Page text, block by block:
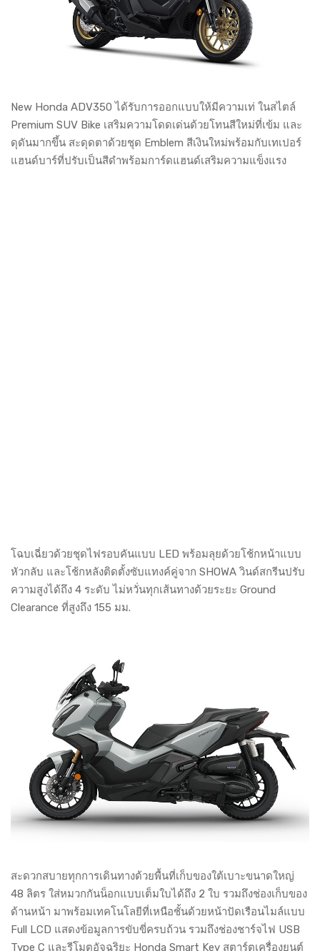
New Honda ADV350 ได้รับการออกแบบให้มีความเท่ ในสไตล์
Premium SUV Bike เสริมความโดดเด่นด้วยโทนสีใหม่ที่เข้ม และ
ดุดันมากขึ้น สะดุดตาด้วยชุด Emblem สีเงินใหม่พร้อมกับเทเปอร์
แฮนด์บาร์ที่ปรับเป็นสีดำพร้อมการ์ดแฮนด์เสริมความแข็งแรง
โฉบเฉี่ยวด้วยชุดไฟรอบคันแบบ LED พร้อมลุยด้วยโช้กหน้าแบบ
หัวกลับ และโช้กหลังติดตั้งซับแทงค์คู่จาก SHOWA วินด์สกรีนปรับ
ความสูงได้ถึง 4 ระดับ ไม่หวั่นทุกเส้นทางด้วยระยะ Ground
Clearance ที่สูงถึง 155 มม.
สะดวกสบายทุกการเดินทางด้วยพื้นที่เก็บของใต้เบาะขนาดใหญ่
48 ลิตร ใส่หมวกกันน็อกแบบเต็มใบได้ถึง 2 ใบ รวมถึงช่องเก็บของ
ด้านหน้า มาพร้อมเทคโนโลยีที่เหนือชั้นด้วยหน้าปัดเรือนไมล์แบบ
Full LCD แสดงข้อมูลการขับขี่ครบถ้วน รวมถึงช่องชาร์จไฟ USB
Type C และรีโมตอัจฉริยะ Honda Smart Key สตาร์ตเครื่องยนต์